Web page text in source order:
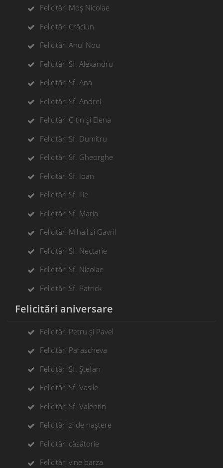
Felicitări Moș Nicolae
Felicitări Crăciun
Felicitări Anul Nou
Felicitări Sf. Alexandru
Felicitări Sf. Ana
Felicitări Sf. Andrei
Felicitări C-tin și Elena
Felicitări Sf. Dumitru
Felicitări Sf. Gheorghe
Felicitări Sf. Ioan
Felicitări Sf. Ilie
Felicitări Sf. Maria
Felicitări Mihail si Gavril
Felicitări Sf. Nectarie
Felicitări Sf. Nicolae
Felicitări Sf. Patrick
Felicitări aniversare
Felicitări Petru și Pavel
Felicitări Parascheva
Felicitări Sf. Ștefan
Felicitări Sf. Vasile
Felicitări Sf. Valentin
Felicitări zi de naștere
Felicitări căsătorie
Felicitări vine barza